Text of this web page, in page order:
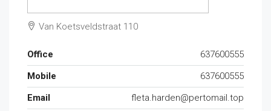
Van Koetsveldstraat 110
Office
637600555
Mobile
637600555
Email
fleta.harden@pertomail.top